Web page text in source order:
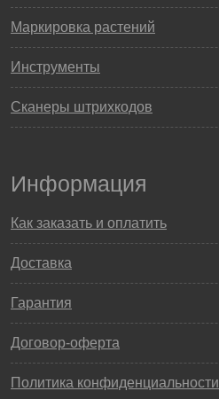
Маркировка растений
Инструменты
Сканеры штрихкодов
Информация
Как заказать и оплатить
Доставка
Гарантия
Договор-оферта
Политика конфиденциальности